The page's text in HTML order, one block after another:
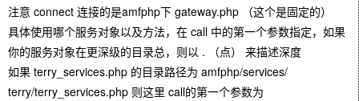
注意 connect 连接的是amfphp下 gateway.php （这个是固定的）
具体使用哪个服务对象以及方法，在 call 中的第一个参数指定，如果
你的服务对象在更深级的目录总，则以 . （点） 来描述深度
如果 terry_services.php 的目录路径为 amfphp/services/
terry/terry_services.php 则这里 call的第一个参数为